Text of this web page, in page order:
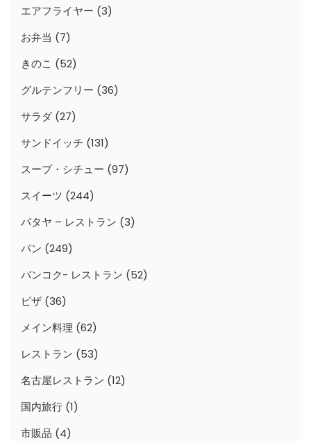
エアフライヤー (3)
お弁当 (7)
きのこ (52)
グルテンフリー (36)
サラダ (27)
サンドイッチ (131)
スープ・シチュー (97)
スイーツ (244)
パタヤ – レストラン (3)
パン (249)
バンコク- レストラン (52)
ピザ (36)
メイン料理 (62)
レストラン (53)
名古屋レストラン (12)
国内旅行 (1)
市販品 (4)